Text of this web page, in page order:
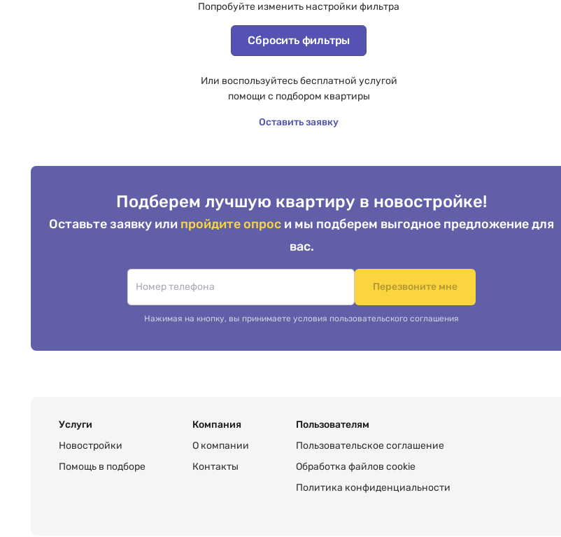
Попробуйте изменить настройки фильтра
Сбросить фильтры
Или воспользуйтесь бесплатной услугой
помощи с подбором квартиры
Оставить заявку
Подберем лучшую квартиру в новостройке!
Оставьте заявку или пройдите опрос и мы подберем выгодное предложение для
вас.
Перезвоните мне
Нажимая на кнопку, вы принимаете условия пользовательского соглашения
Услуги
Новостройки
Помощь в подборе
Компания
О компании
Контакты
Пользователям
Пользовательское соглашение
Обработка файлов cookie
Политика конфиденциальности